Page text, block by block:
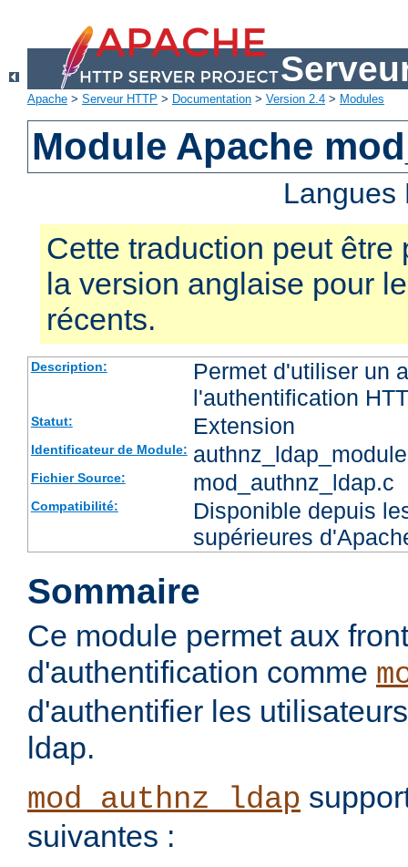
Apache > Serveur HTTP > Documentation > Version 2.4 > Modules
Module Apache
Cette traduction peut être
la version anglaise pour
récents.
Description:
Permet d'utiliser un
l'authentification
Statut: Extension
Identificateur de Module: authnz_ldap_module
Fichier Source: mod_authnz_ldap.c
Compatibilité:
Disponible depuis
supérieures
Sommaire
Ce module permet aux
d'authentification comme
d'authentifier les
ldap.
mod_authnz_ldap
suivantes :